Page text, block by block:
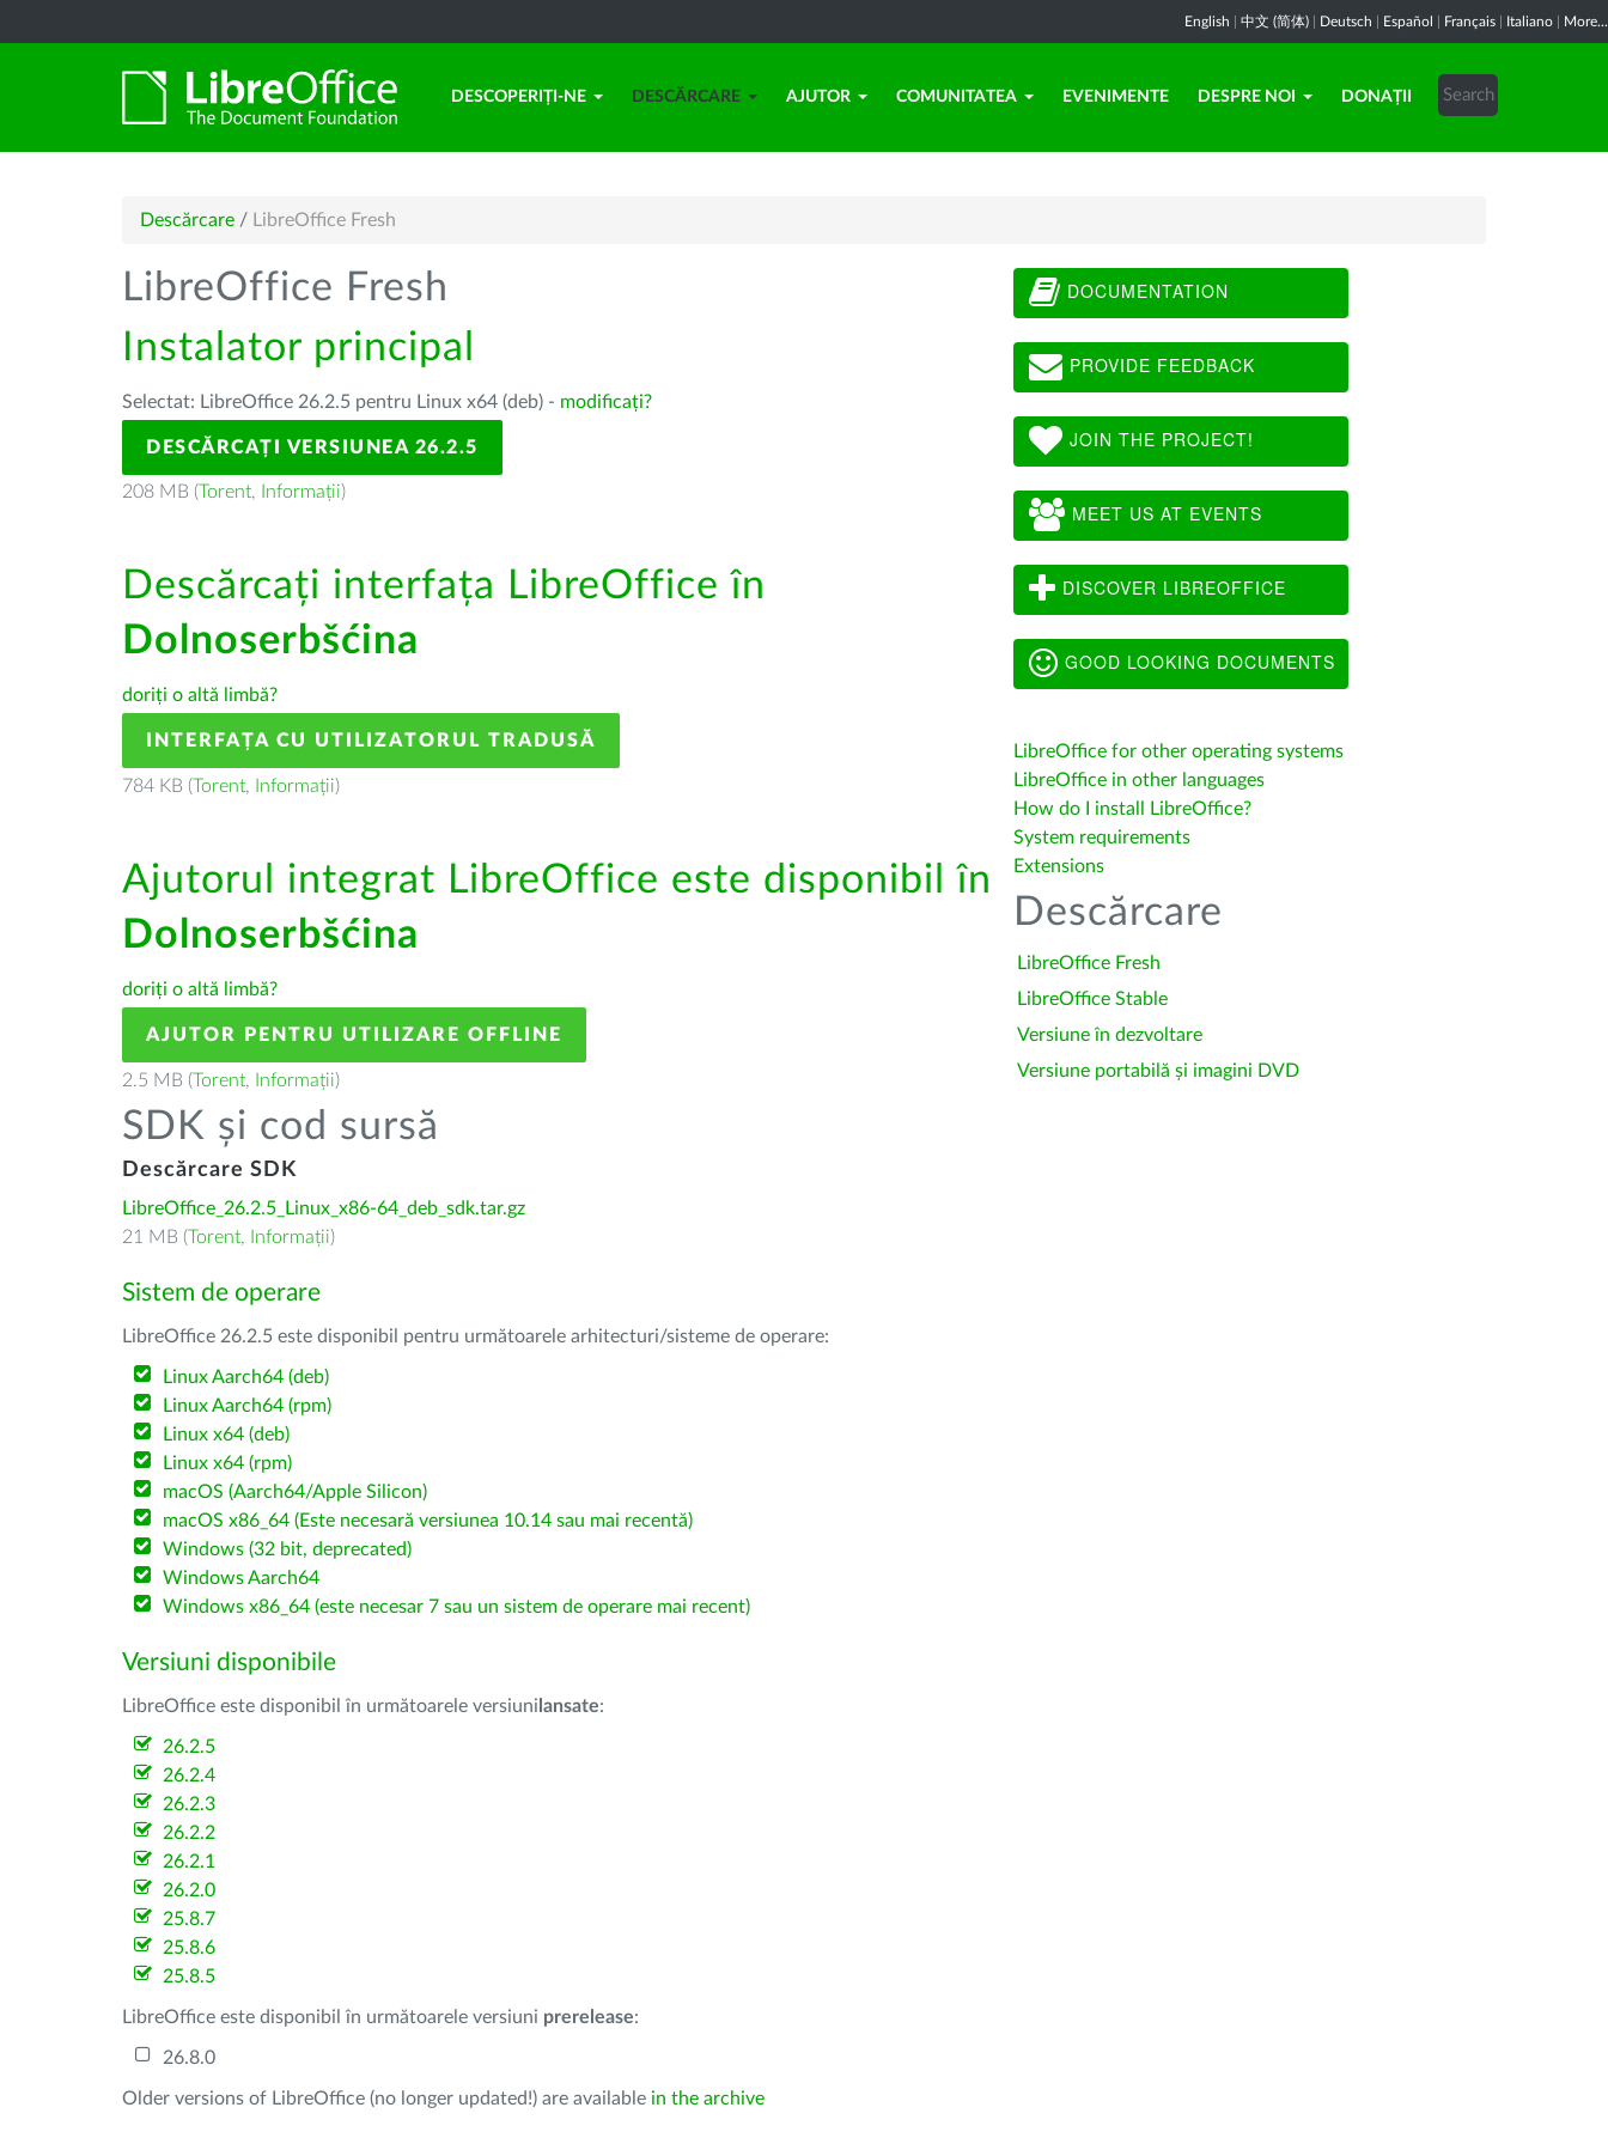
English 中文 (简体) Deutsch Español Français Italiano More...
DESCOPERIȚI-NE DESCĂRCARE AJUTOR COMUNITATEA EVENIMENTE DESPRE NOI DONAȚII
Descărcare / LibreOffice Fresh
LibreOffice Fresh
Instalator principal
Selectat: LibreOffice 26.2.5 pentru Linux x64 (deb) - modificați?
DESCĂRCAȚI VERSIUNEA 26.2.5
208 MB (Torent, Informații)
Descărcați interfața LibreOffice în
Dolnoserbšćina
doriți o altă limbă?
INTERFAȚA CU UTILIZATORUL TRADUSĂ
784 KB (Torent, Informații)
Ajutorul integrat LibreOffice este disponibil în
Dolnoserbšćina
doriți o altă limbă?
AJUTOR PENTRU UTILIZARE OFFLINE
2.5 MB (Torent, Informații)
SDK și cod sursă
Descărcare SDK
LibreOffice_26.2.5_Linux_x86-64_deb_sdk.tar.gz
21 MB (Torent, Informații)
Sistem de operare
LibreOffice 26.2.5 este disponibil pentru următoarele arhitecturi/sisteme de operare:
Linux Aarch64 (deb)
Linux Aarch64 (rpm)
Linux x64 (deb)
Linux x64 (rpm)
macOS (Aarch64/Apple Silicon)
macOS x86_64 (Este necesară versiunea 10.14 sau mai recentă)
Windows (32 bit, deprecated)
Windows Aarch64
Windows x86_64 (este necesar 7 sau un sistem de operare mai recent)
Versiuni disponibile
LibreOffice este disponibil în următoarele versiuni lansate:
26.2.5
26.2.4
26.2.3
26.2.2
26.2.1
26.2.0
25.8.7
25.8.6
25.8.5
LibreOffice este disponibil în următoarele versiuni prerelease:
26.8.0
Older versions of LibreOffice (no longer updated!) are available in the archive
DOCUMENTATION
PROVIDE FEEDBACK
JOIN THE PROJECT!
MEET US AT EVENTS
DISCOVER LIBREOFFICE
GOOD LOOKING DOCUMENTS
LibreOffice for other operating systems
LibreOffice in other languages
How do I install LibreOffice?
System requirements
Extensions
Descărcare
LibreOffice Fresh
LibreOffice Stable
Versiune în dezvoltare
Versiune portabilă și imagini DVD